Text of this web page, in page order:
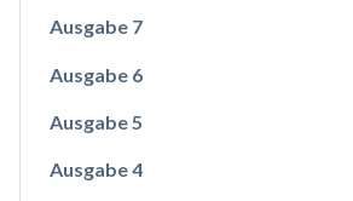
Ausgabe 7
Ausgabe 6
Ausgabe 5
Ausgabe 4